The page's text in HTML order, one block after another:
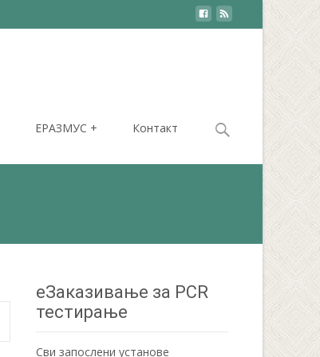
ЕРАЗМУС + Контакт
Search
еЗаказивање за PCR
тестирање
Сви запослени установе